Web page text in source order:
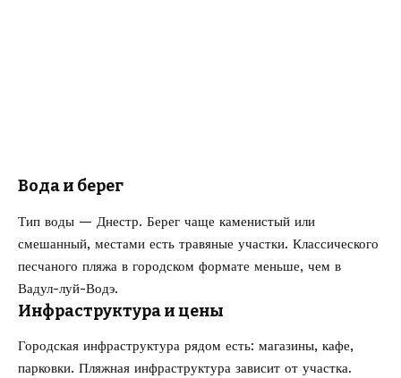
Вода и берег
Тип воды — Днестр. Берег чаще каменистый или
смешанный, местами есть травяные участки. Классического
песчаного пляжа в городском формате меньше, чем в
Вадул-луй-Водэ.
Инфраструктура и цены
Городская инфраструктура рядом есть: магазины, кафе,
парковки. Пляжная инфраструктура зависит от участка.